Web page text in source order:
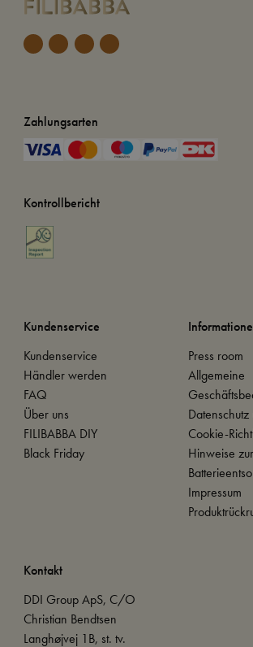
Zahlungsarten
Kontrollbericht
Kundenservice
Kundenservice
Händler werden
FAQ
Über uns
FILIBABBA DIY
Black Friday
Press room
Allgemeine
Cookie-
Hinweise zur
Impressum
Kontakt
DDI Group ApS, C/O
Christian Bendtsen
Langhøjvej 1B, st. tv.